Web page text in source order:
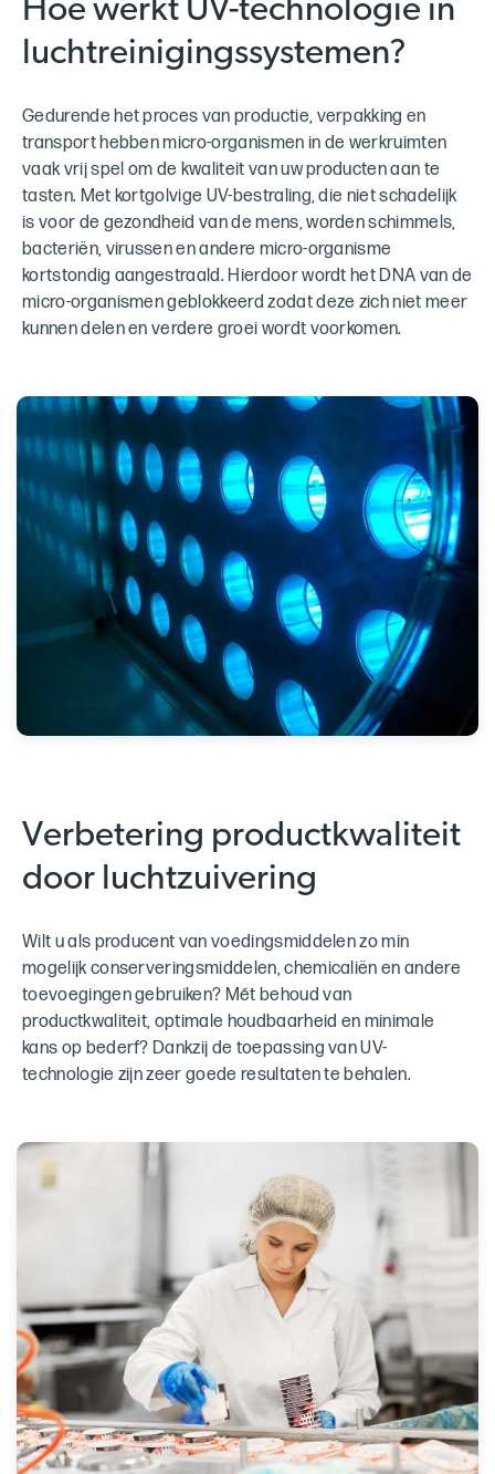
Hoe werkt UV-technologie in
luchtreinigingssystemen?
Gedurende het proces van productie, verpakking en
transport hebben micro-organismen in de werkruimten
vaak vrij spel om de kwaliteit van uw producten aan te
tasten. Met kortgolvige UV-bestraling, die niet schadelijk
is voor de gezondheid van de mens, worden schimmels,
bacteriën, virussen en andere micro-organisme
kortstondig aangestraald. Hierdoor wordt het DNA van de
micro-organismen geblokkeerd zodat deze zich niet meer
kunnen delen en verdere groei wordt voorkomen.
Verbetering productkwaliteit
door luchtzuivering
Wilt u als producent van voedingsmiddelen zo min
mogelijk conserveringsmiddelen, chemicaliën en andere
toevoegingen gebruiken? Mét behoud van
productkwaliteit, optimale houdbaarheid en minimale
kans op bederf? Dankzij de toepassing van UV-
technologie zijn zeer goede resultaten te behalen.